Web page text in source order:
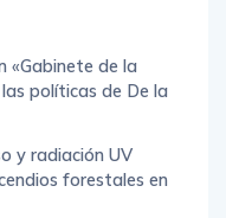
«Gabinete de la
políticas de De la
y radiación UV
forestales en